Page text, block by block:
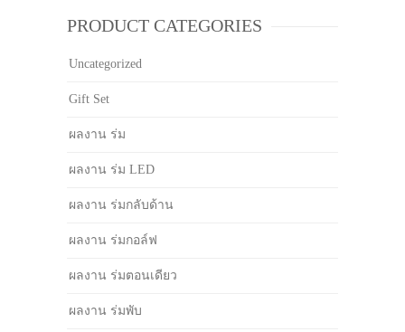
PRODUCT CATEGORIES
Uncategorized
Gift Set
ผลงาน ร่ม
ผลงาน ร่ม LED
ผลงาน ร่มกลับด้าน
ผลงาน ร่มกอล์ฟ
ผลงาน ร่มตอนเดียว
ผลงาน ร่มพับ